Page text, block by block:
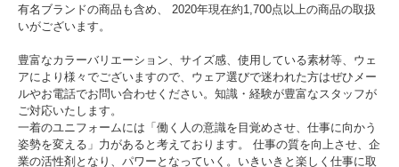
有名ブランドの商品も含め、 2020年現在約1,700点以上の商品の取扱
いがございます。
豊富なカラーバリエーション、サイズ感、使用している素材等、ウェ
アにより様々でございますので、ウェア選びで迷われた方はぜひメー
ルやお電話でお問い合わせください。知識・経験が豊富なスタッフが
ご対応いたします。
一着のユニフォームには「働く人の意識を目覚めさせ、仕事に向かう
姿勢を変える」力があると考えております。 仕事の質を向上させ、企
業の活性剤となり、パワーとなっていく。いきいきと楽しく仕事に取